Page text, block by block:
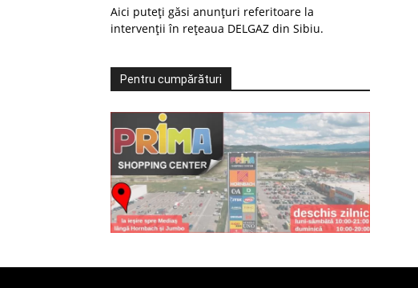
Aici puteți găsi anunțuri referitoare la
intervenții în rețeaua DELGAZ din Sibiu.
Pentru cumpărături